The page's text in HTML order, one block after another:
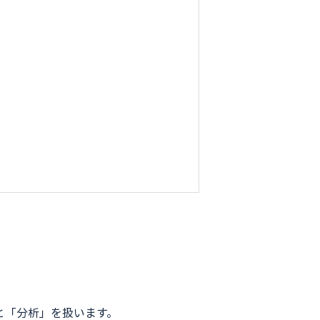
分析」を扱います。